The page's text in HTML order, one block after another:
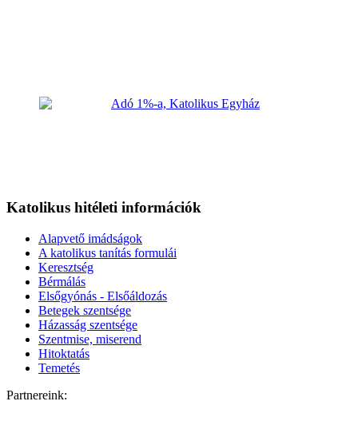
Katolikus hitéleti információk
Alapvető imádságok
A katolikus tanítás formulái
Keresztség
Bérmálás
Elsőgyónás - Elsőáldozás
Betegek szentsége
Házasság szentsége
Szentmise, miserend
Hitoktatás
Temetés
Partnereink: